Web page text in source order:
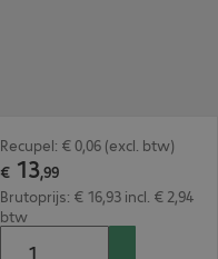
Recupel: € 0,06 (excl. btw)
€ 13,99
Brutoprijs: € 16,93 incl. € 2,94
btw